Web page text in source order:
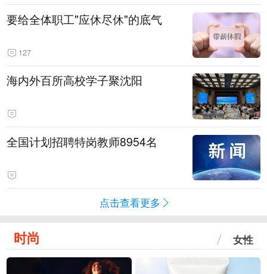
要给全体职工"应休尽休"的底气
127
海内外百所高校学子聚沈阳
全国计划招聘特岗教师8954名
点击查看更多
时尚 女性